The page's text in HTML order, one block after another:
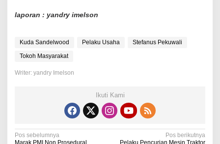
laporan : yandry imelson
Kuda Sandelwood Pelaku Usaha
Stefanus Pekuwali
Tokoh Masyarakat
Writer: yandry Imelson
Ikuti Kami
N
Pos sebelumnya
Marak PMI Non Prosedural
Pos berikutnya
Pelaku Pencurian Mesin Traktor